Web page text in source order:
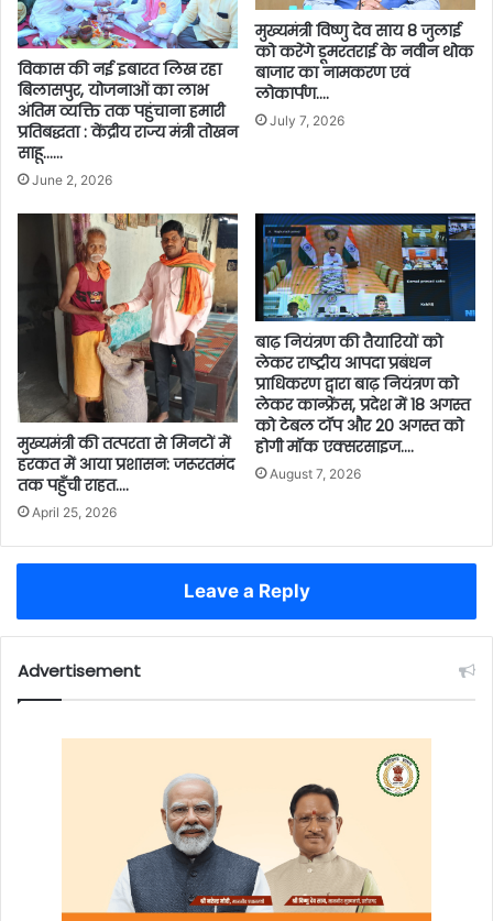
विकास की नई इबारत लिख रहा
बिलासपुर, योजनाओं का लाभ
अंतिम व्यक्ति तक पहुंचाना हमारी
प्रतिबद्धता : केंद्रीय राज्य मंत्री तोखन
साहू……
June 2, 2026
मुख्यमंत्री विष्णु देव साय 8 जुलाई
को करेंगे डूमरतराई के नवीन थोक
बाजार का नामकरण एवं
लोकार्पण….
July 7, 2026
मुख्यमंत्री की तत्परता से मिनटों में
हरकत में आया प्रशासन: जरूरतमंद
तक पहुँची राहत….
April 25, 2026
बाढ़ नियंत्रण की तैयारियों को
लेकर राष्ट्रीय आपदा प्रबंधन
प्राधिकरण द्वारा बाढ़ नियंत्रण को
लेकर कान्फ्रेंस, प्रदेश में 18 अगस्त
को टेबल टॉप और 20 अगस्त को
होगी मॉक एक्सरसाइज….
August 7, 2026
Leave a Reply
Advertisement